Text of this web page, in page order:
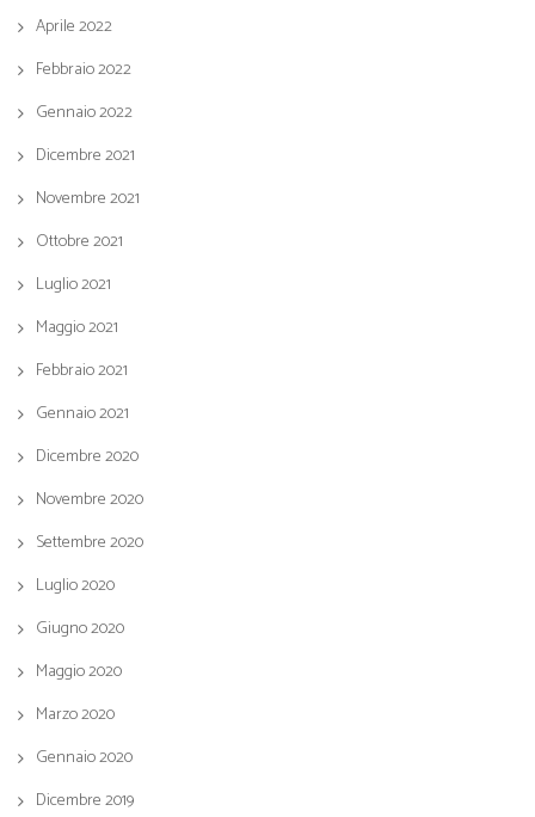
Aprile 2022
Febbraio 2022
Gennaio 2022
Dicembre 2021
Novembre 2021
Ottobre 2021
Luglio 2021
Maggio 2021
Febbraio 2021
Gennaio 2021
Dicembre 2020
Novembre 2020
Settembre 2020
Luglio 2020
Giugno 2020
Maggio 2020
Marzo 2020
Gennaio 2020
Dicembre 2019